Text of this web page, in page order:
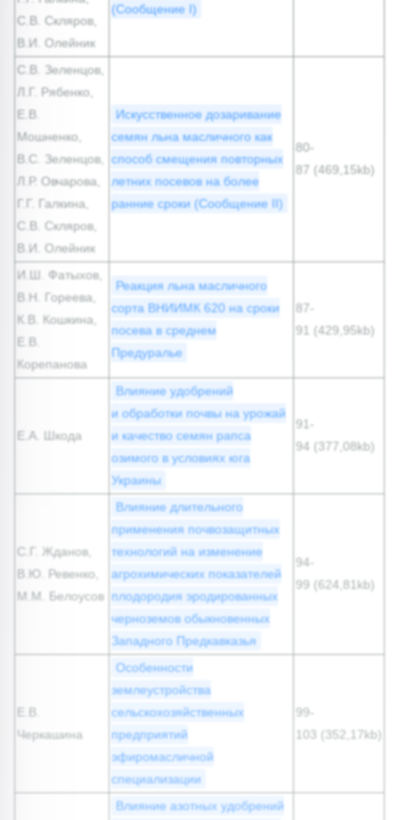
С.В. Скляров,
В.И. Олейник
(Сообщение I)
С.В. Зеленцов,
Л.Г. Рябенко,
Е.В.
Мошненко,
В.С. Зеленцов,
Л.Р. Овчарова,
Г.Г. Галкина,
С.В. Скляров,
В.И. Олейник
Искусственное дозаривание
семян льна масличного как
способ смещения повторных
летних посевов на более
ранние сроки (Сообщение II)
80-
87 (469,15kb)
И.Ш. Фатыхов,
В.Н. Гореева,
К.В. Кошкина,
Е.В.
Корепанова
Реакция льна масличного
сорта ВНИИМК 620 на сроки
посева в среднем
Предуралье
87-
91 (429,95kb)
Е.А. Шкода
Влияние удобрений
и обработки почвы на урожай
и качество семян рапса
озимого в условиях юга
Украины
91-
94 (377,08kb)
С.Г. Жданов,
В.Ю. Ревенко,
М.М. Белоусов
Влияние длительного
применения почвозащитных
технологий на изменение
агрохимических показателей
плодородия эродированных
черноземов обыкновенных
Западного Предкавказья
94-
99 (624,81kb)
Е.В.
Черкашина
Особенности
землеустройства
сельскохозяйственных
предприятий
эфиромасличной
специализации
99-
103 (352,17kb)
Влияние азотных удобрений